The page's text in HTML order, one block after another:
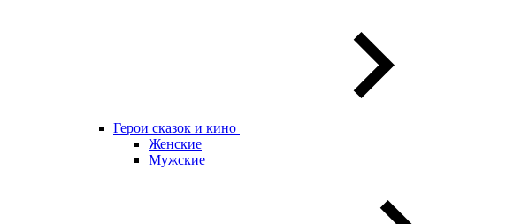
Герои сказок и кино
Женские
Мужские